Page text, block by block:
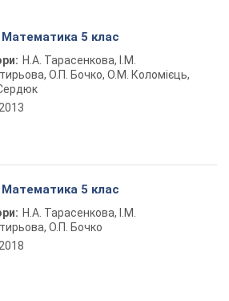
5 клас
Н.А. Тарасенкова, І.М.
О.П. Бочко, О.М. Коломієць,
2013
5 клас
Н.А. Тарасенкова, І.М.
О.П. Бочко
2018